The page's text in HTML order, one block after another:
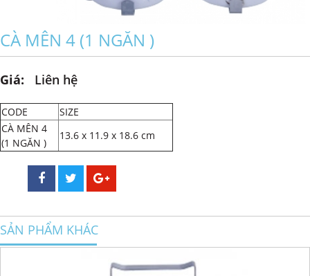
CÀ MÊN 4 (1 NGĂN )
Giá: Liên hệ
CODE
SIZE
CÀ MÊN 4
(1 NGĂN )
13.6 x 11.9 x 18.6 cm
SẢN PHẨM KHÁC